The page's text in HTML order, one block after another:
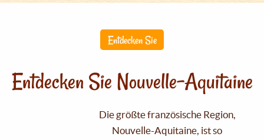
Entdecken Sie
Entdecken Sie Nouvelle-Aquitaine
Die größte französische Region,
Nouvelle-Aquitaine, ist so